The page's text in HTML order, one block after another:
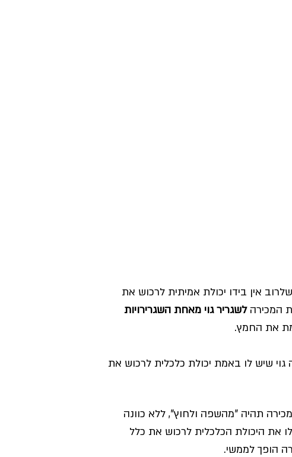
אין בידו יכולת אמיתית לרכוש את
המכירה לשגריר גוי מאחת השגרירויות
את החמץ.
גוי שיש לו באמת יכולת כלכלית לרכוש את
תהיה "מהשפה ולחוץ", ללא כוונה
את היכולת הכלכלית לרכוש את כלל
הופך לממשי.